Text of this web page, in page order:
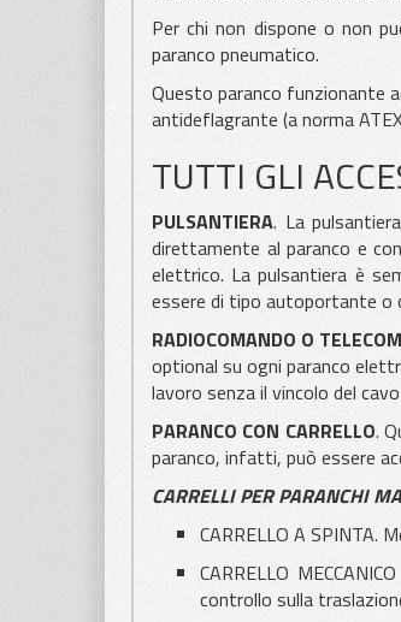
Per chi non dispone o non
paranco pneumatico.
Questo paranco funzionante
antideflagrante (a norma
TUTTI GLI
PULSANTIERA. La
direttamente al paranco e
elettrico. La pulsantiera è
essere di tipo autoportante o
RADIOCOMANDO O
optional su ogni paranco
lavoro senza il vincolo del
PARANCO CON CARRELLO.
paranco, infatti, può essere
CARRELLI PER PARANCHI
CARRELLO A SPINTA.
CARRELLO
controllo sulla